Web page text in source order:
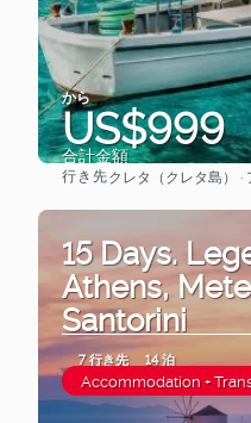
から
US$999
合計金額
行き先クレタ（クレタ島） ·
15 Days.
Athens,
Santorini
7 行き先 14 泊
Accommodation +